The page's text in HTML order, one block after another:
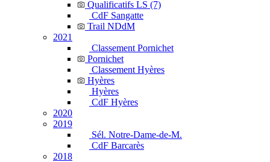
Qualificatifs LS (7)
CdF Sangatte
Trail NDdM
2021
Classement Pornichet
Pornichet
Classement Hyères
Hyères
Hyères
CdF Hyères
2020
2019
Sél. Notre-Dame-de-M.
CdF Barcarès
2018